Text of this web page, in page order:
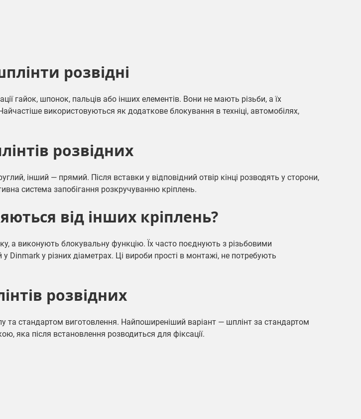
розвідні
гайок, шпонок, пальців або інших елементів. Вони не мають різьби, а їх
використовуються як додаткове блокування в техніці, автомобілях,
розвідних
інший — прямий. Після вставки у відповідний отвір кінці розводять у сторони,
система запобігання розкручуванню кріплень.
від інших кріплень?
а виконують блокувальну функцію. Їх часто поєднують з різьбовими
у Dinmark у різних діаметрах. Ці вироби прості в монтажі, не потребують
розвідних
та стандартом виготовлення. Найпоширеніший варіант — шплінт за стандартом
яка після встановлення розводиться для фіксації.